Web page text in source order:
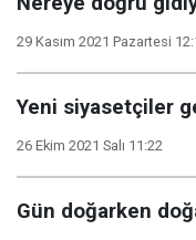
29 Kasım 2021 Pazartesi
Yeni siyasetçiler
26 Ekim 2021 Salı 11:22
Gün doğarken